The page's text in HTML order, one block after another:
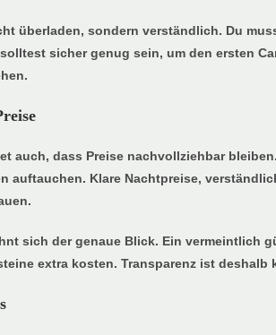
überladen, sondern verständlich. Du
sicher genug sein, um den ersten
auch, dass Preise nachvollziehbar
auftauchen. Klare Nachtpreise,
sich der genaue Blick. Ein vermeintlich
extra kosten. Transparenz ist deshalb